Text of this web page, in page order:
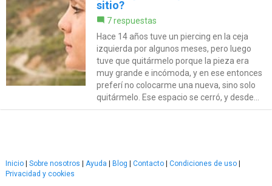
sitio?
7 respuestas
Hace 14 años tuve un piercing en la ceja
izquierda por algunos meses, pero luego
tuve que quitármelo porque la pieza era
muy grande e incómoda, y en ese entonces
preferí no colocarme una nueva, sino solo
quitármelo. Ese espacio se cerró, y desde...
Inicio | Sobre nosotros | Ayuda | Blog | Contacto | Condiciones de uso |
Privacidad y cookies